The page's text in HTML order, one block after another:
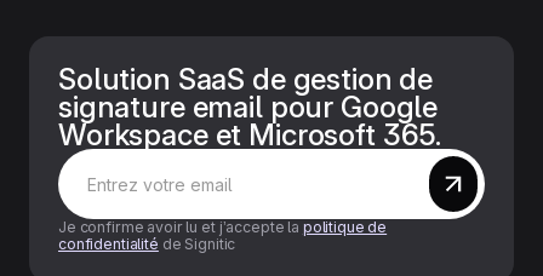
Solution SaaS de gestion de
signature email pour Google
Workspace et Microsoft 365.
Je confirme avoir lu et j’accepte la politique de
confidentialité de Signitic